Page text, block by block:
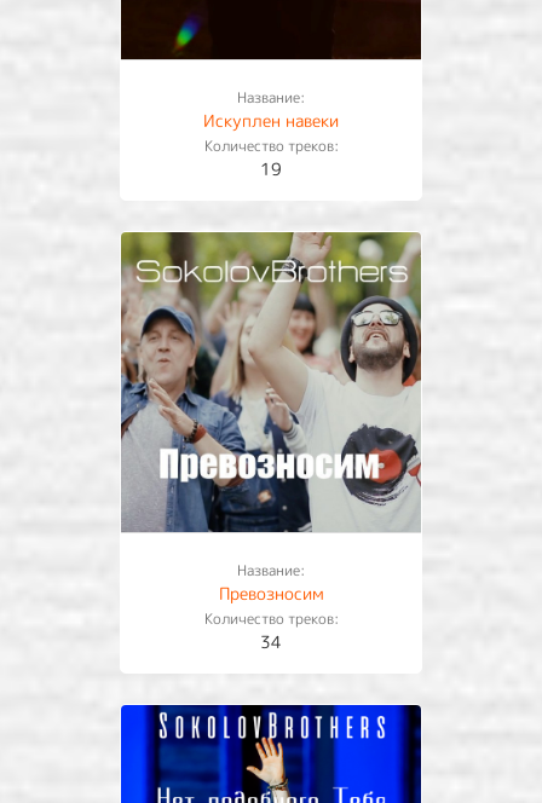
Название:
Искуплен навеки
Количество треков:
19
Название:
Превозносим
Количество треков:
34